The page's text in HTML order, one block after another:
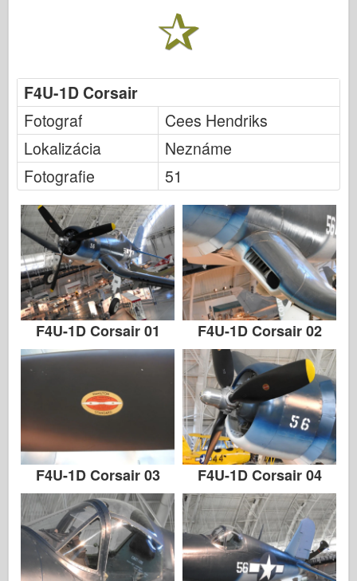
F4U-1D Corsair
Fotograf
Cees Hendriks
Lokalizácia
Neznáme
Fotografie
51
F4U-1D Corsair 01 F4U-1D Corsair 02
F4U-1D Corsair 03 F4U-1D Corsair 04